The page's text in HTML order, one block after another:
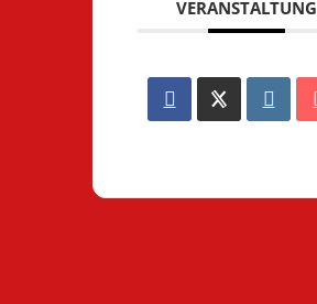
VERANSTALTUNG